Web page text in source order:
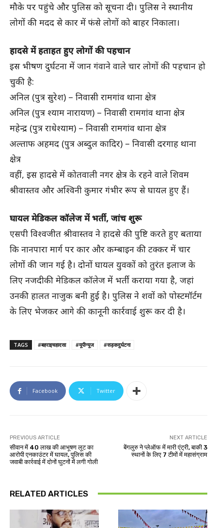
मौके पर पहुंचे और पुलिस को सूचना दी। पुलिस ने स्थानीय
लोगों की मदद से कार में फंसे लोगों को बाहर निकाला।
हादसे में हताहत हुए लोगों की पहचान
इस भीषण दुर्घटना में जान गंवाने वाले चार लोगों की पहचान हो
चुकी है:
अनिल (पुत्र सुरेश) – निवासी रामगांव थाना क्षेत्र
अनिल (पुत्र श्याम नारायण) – निवासी रामगांव थाना क्षेत्र
महेन्द्र (पुत्र राधेश्याम) – निवासी रामगांव थाना क्षेत्र
अल्ताफ अहमद (पुत्र अब्दुल कादिर) – निवासी दरगाह थाना
क्षेत्र
वहीं, इस हादसे में कोतवाली नगर क्षेत्र के रहने वाले शिवम
श्रीवास्तव और अश्विनी कुमार गंभीर रूप से घायल हुए हैं।
घायल मेडिकल कॉलेज में भर्ती, जांच शुरू
एसपी विश्वजीत श्रीवास्तव ने हादसे की पुष्टि करते हुए बताया
कि नानपारा मार्ग पर कार और कम्बाइन की टक्कर में चार
लोगों की जान गई है। दोनों घायल युवकों को तुरंत इलाज के
लिए नजदीकी मेडिकल कॉलेज में भर्ती कराया गया है, जहां
उनकी हालत नाजुक बनी हुई है। पुलिस ने शवों को पोस्टमॉर्टम
के लिए भेजकर आगे की कानूनी कार्रवाई शुरू कर दी है।
TAGS #बहराइचहादसा #यूपीन्यूज #सड़कदुर्घटना
Facebook Twitter
PREVIOUS ARTICLE
सीवान में 40 लाख की आभूषण लूट का
आरोपी एनकाउंटर में घायल, पुलिस की
जवाबी कार्रवाई में दोनों घुटनों में लगी गोली
NEXT ARTICLE
बेंगलुरु ने प्लेऑफ में मारी एंट्री, बाकी 3
स्थानों के लिए 7 टीमों में महासंग्राम
RELATED ARTICLES